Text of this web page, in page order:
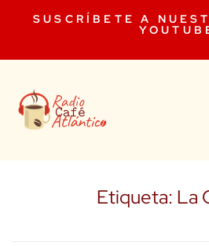
SUSCRÍBETE A
Etiqueta: La